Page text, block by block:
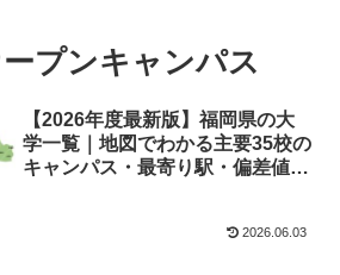
プンキャンパス
【2026年度最新版】福岡県の大
学一覧｜地図でわかる主要35校の
キャンパス・最寄り駅・偏差値ま
2026.06.03